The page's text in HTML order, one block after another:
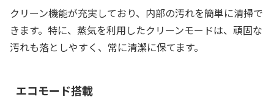
クリーン機能が充実しており、内部の汚れを簡単に清掃で
きます。特に、蒸気を利用したクリーンモードは、頑固な
汚れも落としやすく、常に清潔に保てます。
エコモード搭載